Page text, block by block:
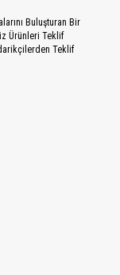
Buluşturan Bir
Ürünleri Teklif
Teklif